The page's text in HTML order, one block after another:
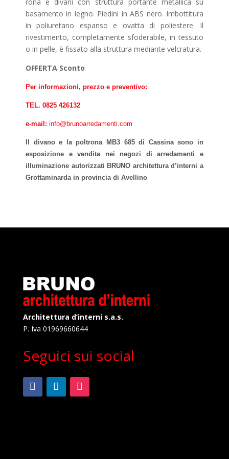
basamento in legno. Piedini in ABS nero. Imbottitura
in poliuretano espanso e ovatta di poliestere. Il
rivestimento, completamente sfoderabile, in tessuto
o in pelle, è fissato alla struttura mediante velcratura.
OFFERTA Sconto
Per informazioni, prezzo e preventivo:
TEL. 0825 426132
e-mail: info@brunoarredamenti.com
Il divano e la poltrona MB3 685 di Cassina sono in
esposizione e vendita nei negozi di arredamenti e
illuminazione autorizzati BRUNO architettura d’interni a
Grottaminarda in provincia di Avellino
Architettura d’interni s.a.s.
P. Iva 01969660644
Seguici sui social